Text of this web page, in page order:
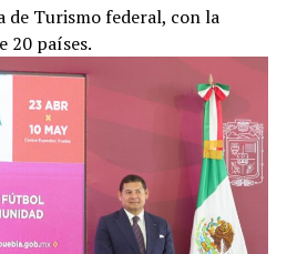
de Turismo federal, con la
20 países.